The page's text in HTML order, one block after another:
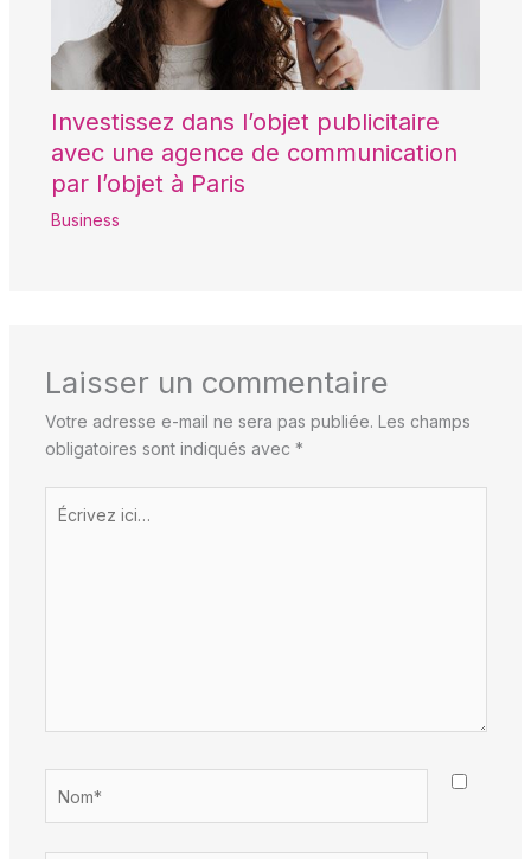
Investissez dans l’objet publicitaire
avec une agence de communication
par l’objet à Paris
Business
Laisser un commentaire
Votre adresse e-mail ne sera pas publiée. Les champs
obligatoires sont indiqués avec *
ici…